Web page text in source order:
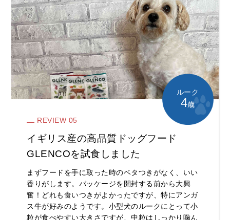
REVIEW 05
イギリス産の高品質ドッグフード
GLENCOを試食しました
まずフードを手に取った時のベタつきがなく、いい
香りがします。パッケージを開封する前から大興
奮！どれも食いつきがよかったですが、特にアンガ
ス牛が好みのようです。小型犬のルークにとって小
粒が食べやすい大きさですが、中粒はしっかり噛ん
ルーク
4歳